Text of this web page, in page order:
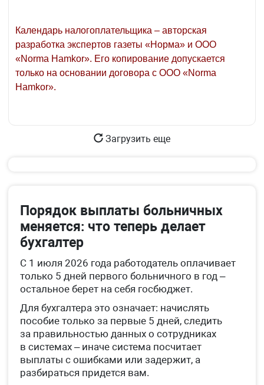
Календарь налогоплательщика – авторская
разработка экспертов газеты «Норма» и ООО
«Norma Hamkor». Его копирование допускается
только на основании договора с ООО «Norma
Hamkor».
Загрузить еще
Порядок выплаты больничных
меняется: что теперь делает
бухгалтер
С 1 июля 2026 года работодатель оплачивает
только 5 дней первого больничного в год –
остальное берет на себя госбюджет.
Для бухгалтера это означает: начислять
пособие только за первые 5 дней, следить
за правильностью данных о сотрудниках
в системах – иначе система посчитает
выплаты с ошибками или задержит, а
разбираться придется вам.